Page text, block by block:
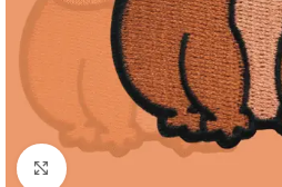
Click to enlarge